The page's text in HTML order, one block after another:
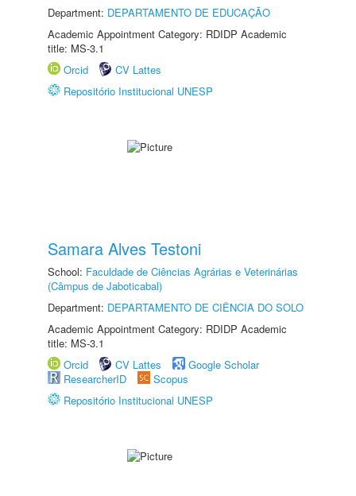
Department: DEPARTAMENTO DE EDUCAÇÃO
Academic Appointment Category: RDIDP Academic
title: MS-3.1
Orcid
CV Lattes
Repositório Institucional UNESP
Samara Alves Testoni
School: Faculdade de Ciências Agrárias e Veterinárias
(Câmpus de Jaboticabal)
Department: DEPARTAMENTO DE CIÊNCIA DO SOLO
Academic Appointment Category: RDIDP Academic
title: MS-3.1
Orcid
CV Lattes
Google Scholar
ResearcherID
Scopus
Repositório Institucional UNESP